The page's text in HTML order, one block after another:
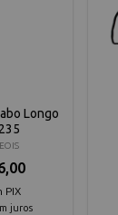
Longo
PIX
juros